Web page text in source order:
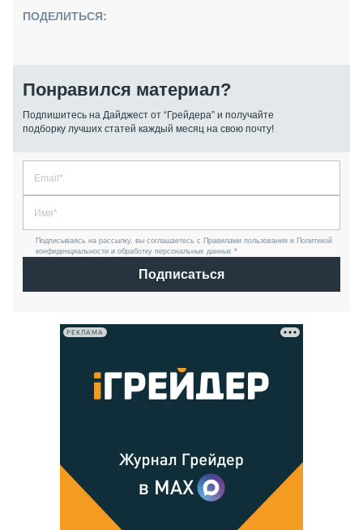
ПОДЕЛИТЬСЯ:
Понравился материал?
Подпишитесь на Дайджест от “Грейдера” и получайте
подборку лучших статей каждый месяц на свою почту!
Подписываясь на рассылку, вы соглашаетесь с Правилами пользования и Политикой
конфиденциальности и обработку персональных данных *
Подписаться
РЕКЛАМА